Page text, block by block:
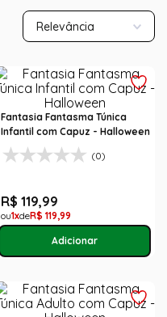
Relevância
Fantasia Fantasma Túnica
Infantil com Capuz - Halloween
(0)
R$ 119,99
1 R$ 119,99